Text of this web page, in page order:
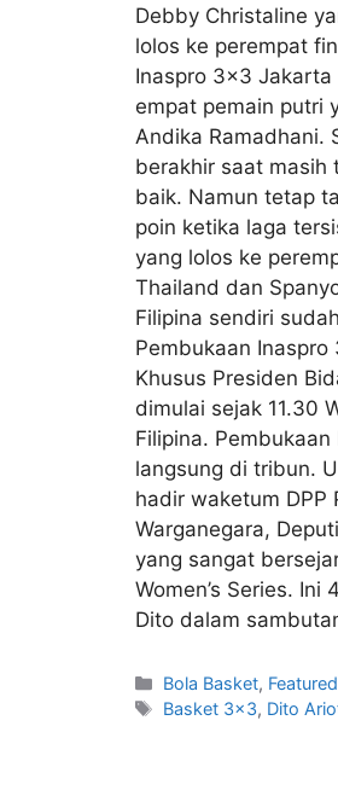
Debby Christaline
lolos ke perempat
Inaspro 3×3 Jakarta
empat pemain putri
Andika Ramadhani.
berakhir saat masih
baik. Namun tetap
poin ketika laga
yang lolos ke
Thailand dan
Filipina sendiri
Pembukaan
Khusus Presiden
dimulai sejak 11.30
Filipina.
langsung di tribun.
hadir waketum DPP
Warganegara,
yang sangat
Women’s Series.
Dito dalam
Bola Basket, Featured
Basket 3x3, Dito